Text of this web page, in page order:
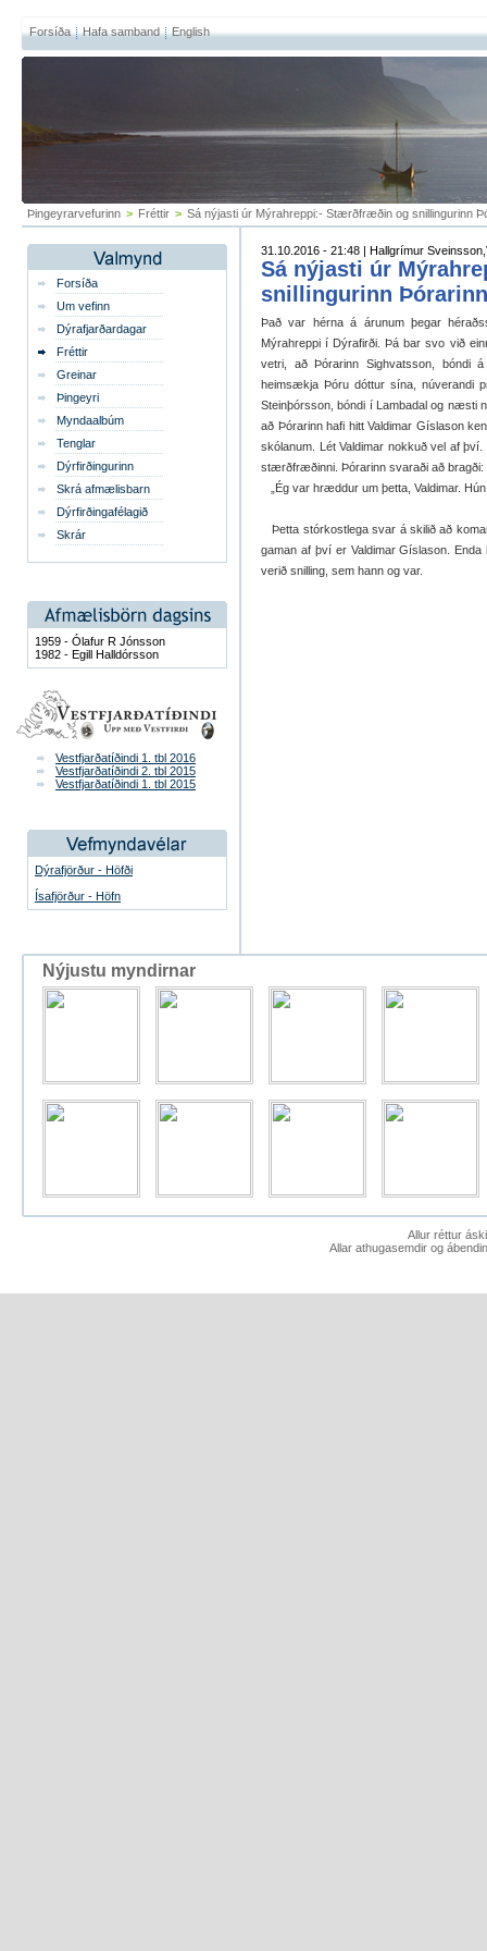
Forsíða Hafa samband English
Þingeyrarvefurinn > Fréttir > Sá nýjasti úr Mýrahreppi:- Stærðfræðin og snillingurinn
Forsíða
Um vefinn
Dýrafjarðardagar
Fréttir
Greinar
Þingeyri
Myndaalbúm
Tenglar
Dýrfirðingurinn
Skrá afmælisbarn
Dýrfirðingafélagið
Skrár
1959 - Ólafur R Jónsson
1982 - Egill Halldórsson
Vestfjarðatíðindi 1. tbl 2016
Vestfjarðatíðindi 2. tbl 2015
Vestfjarðatíðindi 1. tbl 2015
Dýrafjörður - Höfði
Ísafjörður - Höfn
31.10.2016 - 21:48 | Hallgrímur
Sá nýjasti úr
snillingurinn
Það var hérna á árunum þegar
Mýrahreppi í Dýrafirði. Þá bar svo við
vetri, að Þórarinn Sighvatsson, bóndi
heimsækja Þóru dóttur sína, núverandi
Steinþórsson, bóndi í Lambadal og næsti
að Þórarinn hafi hitt Valdimar Gíslason
skólanum. Lét Valdimar nokkuð vel af
stærðfræðinni. Þórarinn svaraði að bragði:
„Ég var hræddur um þetta, Valdimar.
Þetta stórkostlega svar á skilið að
gaman af því er Valdimar Gíslason.
verið snilling, sem hann og var.
Nýjustu myndirnar
Allur réttur
Allar athugasemdir og